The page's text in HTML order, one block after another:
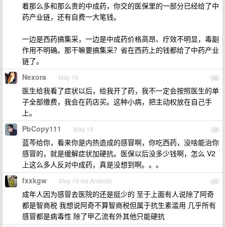
着那么多和那么贵的中成药，你交的医保里的一部分已经给了中
药产业链，还有自费一大笔钱。
一边是西药搞集采，一边是中成药价格高昂、疗效不明显，毒副
作用不明确。那干嘛要搞集采？省在西药上的钱都给了中药产业
链了。
32
Nexora May 19
医生给我看了症状以后，给我开了药，我不一定会按照医生的单
子全部缴费，我会在药店买。这种小病，把主动权放在自己手
上。
33
PbCopy111 May 19
蓝芩给你，看来你是内热造成的感冒啊，你吃西药，没啥能治你
感冒的，就是缓解症状加硬抗。医保以后没多少钱啊，怎么 V2
上这么多人反对中成药，真是没想到啊。。。
34
fxxkgw May 19 via Android
成年人因为感冒去医院的还是挺少的 至于上面有人说除了阿奇
都是智商税 我想说阿奇不算智商税但属于抗生素滥用 几乎所有
感冒都是病毒性 除了甲乙流有外其他只能硬抗